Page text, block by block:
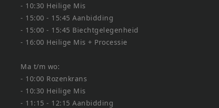
- 10:30 Heilige Mis
- 15:00 - 15:45 Aanbidding
- 15:00 - 15:45 Biechtgelegenheid
- 16:00 Heilige Mis + Processie
Ma t/m wo:
- 10:00 Rozenkrans
- 10:30 Heilige Mis
- 11:15 - 12:15 Aanbidding